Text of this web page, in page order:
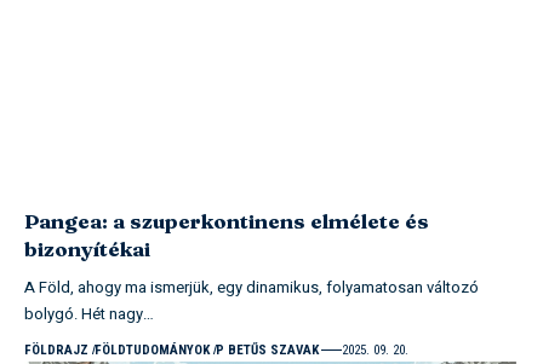
Pangea: a szuperkontinens elmélete és
bizonyítékai
A Föld, ahogy ma ismerjük, egy dinamikus, folyamatosan változó
bolygó. Hét nagy…
FÖLDRAJZ FÖLDTUDOMÁNYOK P BETŰS SZAVAK 2025. 09. 20.